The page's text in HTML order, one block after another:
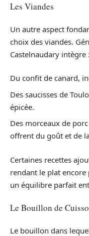
Les Viandes
Un autre aspect
choix des viandes.
Castelnaudary intègre :
Du confit de canard,
Des saucisses de
épicée.
Des morceaux de
offrent du goût et de
Certaines recettes
rendant le plat encore
un équilibre parfait
Le Bouillon de
Le bouillon dans